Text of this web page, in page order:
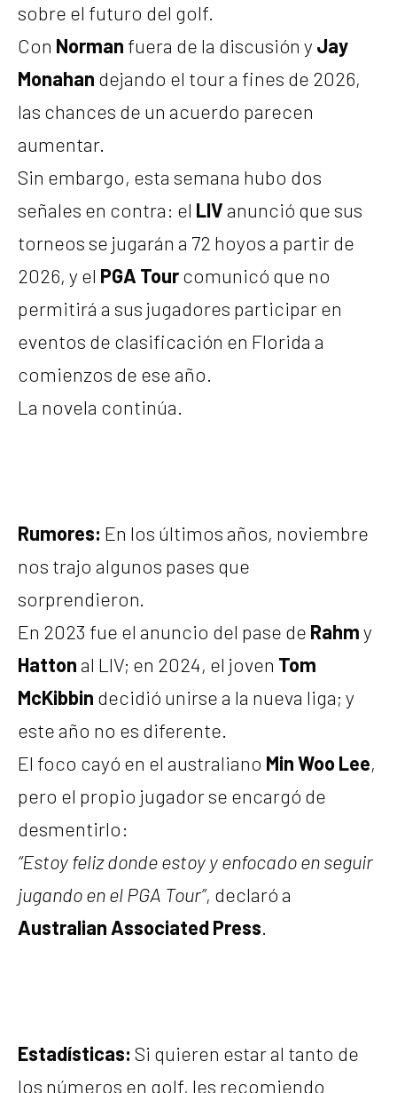
sobre el futuro del golf.
Con Norman fuera de la discusión y Jay
Monahan dejando el tour a fines de 2026,
las chances de un acuerdo parecen
aumentar.
Sin embargo, esta semana hubo dos
señales en contra: el LIVanunció que sus
torneos se jugarán a 72 hoyos a partir de
2026, y el PGA Tourcomunicó que no
permitirá a sus jugadores participar en
eventos de clasificación en Florida a
comienzos de ese año.
La novela continúa.
Rumores: En los últimos años, noviembre
nos trajo algunos pases que
sorprendieron.
En 2023 fue el anuncio del pase de Rahmy
Hattonal LIV; en 2024, el joven Tom
McKibbin decidió unirse a la nueva liga; y
este año no es diferente.
El foco cayó en el australiano Min Woo Lee,
pero el propio jugador se encargó de
desmentirlo:
“Estoy feliz donde estoy y enfocado en seguir
jugando en el PGA Tour”, declaró a
Australian Associated Press
Estadísticas: Si quieren estar al tanto de
los números en golf, les recomiendo